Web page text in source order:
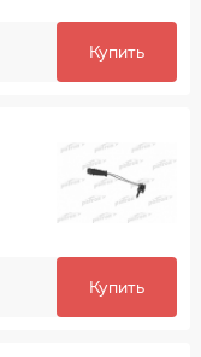
Купить
Купить